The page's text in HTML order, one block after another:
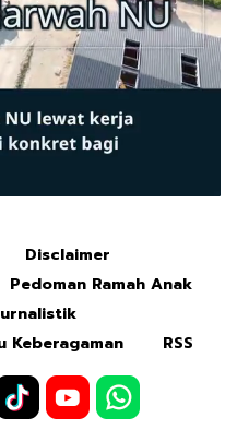
Disclaimer
Pedoman Ramah Anak
Keberagaman
RSS